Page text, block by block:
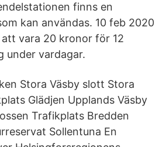
finns en
kan användas. 10 feb 2020
vara 20 kronor för 12
under vardagar.
Stora Väsby slott Stora
Glädjen Upplands Väsby
Trafikplats Bredden
Sollentuna En